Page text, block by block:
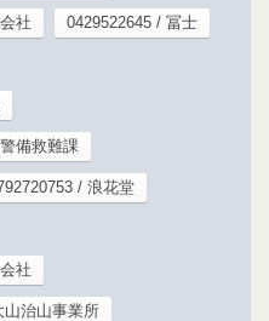
社 0429522645 / 冨士
備救難課
/ 浪花堂
社
山治山事業所